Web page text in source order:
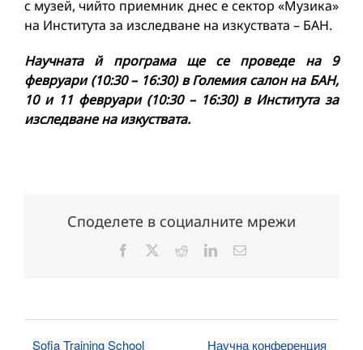
с музей, чийто приемник днес е сектор «Музика»
на Института за изследване на изкуствата – БАН.
Научната й програма ще се проведе на 9
февруари (10:30 – 16:30) в Големия салон на БАН,
10 и 11 февруари (10:30 – 16:30) в Института за
изследване на изкуствата.
Споделете в социалните мрежи
Facebook RedditLinkedInЕлектронна
Sofia Training School
Научна конференция